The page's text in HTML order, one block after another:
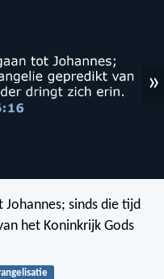
»
sinds die tijd
het Koninkrijk Gods